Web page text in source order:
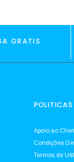
GRATIS
POLITICAS
Apoio ao
Condições
Termos de